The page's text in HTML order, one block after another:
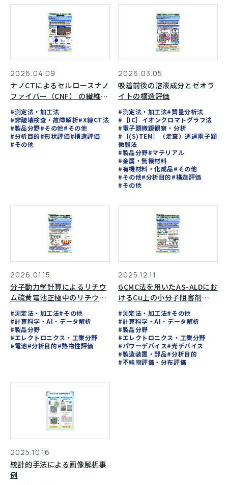
2026.04.09
ナノCTによるセルロースナノ
ファイバー（CNF） の繊維配
向評価
#測定法・加工法
#非破壊検査・故障解析#X線CT法
#製品分野#その他#その他
#分析目的#形状評価#構造評価
#その他
2026.03.05
吸着前後の溶液成分とゼオラ
イトの構造評価
#測定法・加工法#質量分析法
#［IC］イオンクロマトグラフ法
#電子顕微鏡観察・分析
#［(S)TEM］（走査）透過電子顕
微鏡法
#製品分野#マテリアル
#金属・無機材料
#有機材料・化成品#その他
#その他#分析目的#構造評価
#その他
2026.01.15
分子動力学計算によるリチウ
ム硫黄電池正極中のリチウム
イオン拡散挙動評価
#測定法・加工法#その他
#計算科学・AI・データ解析
#製品分野
#エレクトロニクス・工業分野
#電池#分析目的#熱物性評価
2025.12.11
GCMC法を用いたAS-ALDにお
けるCu上の小分子阻害剤
（SMI）とTMAの競合吸着解
析
#測定法・加工法#その他
#計算科学・AI・データ解析
#製品分野
#エレクトロニクス・工業分野
#パワーデバイス#光デバイス
#製造装置・部品#分析目的
#不純物評価・分布評価
2025.10.16
統計的手法による画像解析事
例